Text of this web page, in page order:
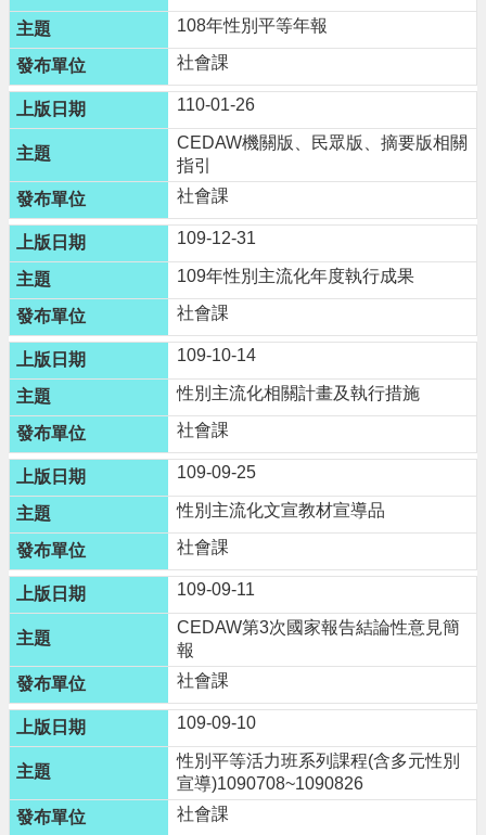
網
站
導
覽
市
政
信
箱
常
見
問
題
桃
園
市
政
府
E
n
g
l
i
s
h
隱
私
權
政
策
政
府
網
108年性別平等年報
社會課
110-01-26
CEDAW機關版、民眾版、摘要版相關
指引
社會課
109-12-31
109年性別主流化年度執行成果
社會課
109-10-14
性別主流化相關計畫及執行措施
社會課
109-09-25
性別主流化文宣教材宣導品
社會課
109-09-11
CEDAW第3次國家報告結論性意見簡
報
社會課
109-09-10
性別平等活力班系列課程(含多元性別
宣導)1090708~1090826
社會課